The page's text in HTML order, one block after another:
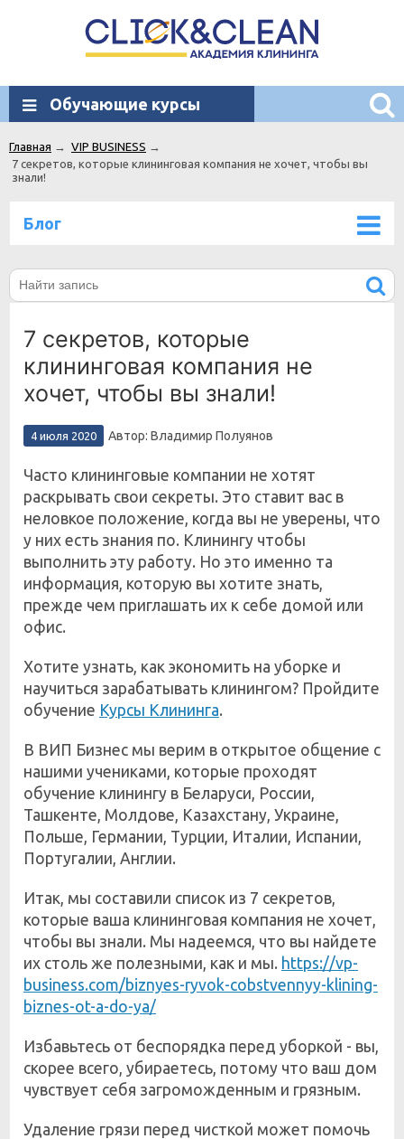
Обучающие курсы
Главная → VIP BUSINESS →
7 секретов, которые клининговая компания не хочет, чтобы вы
знали!
Блог
7 секретов, которые
клининговая компания не
хочет, чтобы вы знали!
4 июля 2020 Автор: Владимир Полуянов
Часто клининговые компании не хотят
раскрывать свои секреты. Это ставит вас в
неловкое положение, когда вы не уверены, что
у них есть знания по. Клинингу чтобы
выполнить эту работу. Но это именно та
информация, которую вы хотите знать,
прежде чем приглашать их к себе домой или
офис.
Хотите узнать, как экономить на уборке и
научиться зарабатывать клинингом? Пройдите
обучение Курсы Клининга.
В ВИП Бизнес мы верим в открытое общение с
нашими учениками, которые проходят
обучение клинингу в Беларуси, России,
Ташкенте, Молдове, Казахстану, Украине,
Польше, Германии, Турции, Италии, Испании,
Португалии, Англии.
Итак, мы составили список из 7 секретов,
которые ваша клининговая компания не хочет,
чтобы вы знали. Мы надеемся, что вы найдете
их столь же полезными, как и мы. https://vp-
business.com/biznyes-ryvok-cobstvennyy-klining-
biznes-ot-a-do-ya/
Избавьтесь от беспорядка перед уборкой - вы,
скорее всего, убираетесь, потому что ваш дом
чувствует себя загроможденным и грязным.
Удаление грязи перед чисткой может помочь